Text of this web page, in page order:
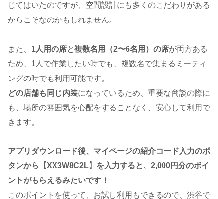
じてはいたのですが、空間設計にも多くのこだわりがある
からこそなのかもしれません。
また、 1人用の席と複数名用（2〜6名用）の席が両方ある
ため、1人で作業したい時でも、複数名で集まるミーティ
ングの時でも利用可能です。
どの店舗も同じ内装になっているため、重要な商談の際に
も、場所の雰囲気を心配をすることなく、安心して利用で
きます。
アプリダウンロード後、マイページの紹介コード入力のボ
タンから【XX3W8C2L】を入力すると、2,000円分のポイ
ントがもらえるみたいです！
このポイントを使って、お試し利用もできるので、渋谷で